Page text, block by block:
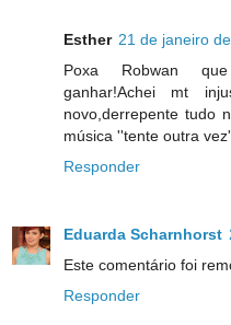
Esther 21 de janeiro
Poxa Robwan
ganhar!Achei mt
novo,derrepente tudo
música ''tente outra
Responder
Eduarda Scharnhorst
Este comentário foi
Responder